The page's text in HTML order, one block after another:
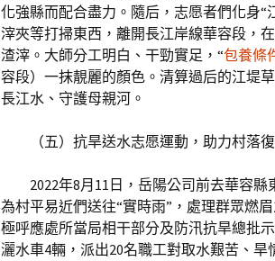
化強縣而配合盡力。隨后，志愿者們化身
滓夾等打掃東西，離開長江岸線華容段，
渣滓。大師分工明白、干勁實足，“包養條
容段）一抹靚麗的顏色。清算過后的江堤
長江水、守護母親河。
（五）抗旱送水志愿運動，助力村落
2022年8月11日，岳陽公司前去華容
為村平易近們送往“實時雨”，處理群眾燃
極呼應處所當局相干部分及防汛抗旱總批
灑水車4輛，派出20名職工對取水艱苦、